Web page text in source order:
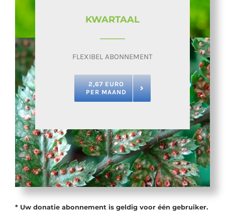
KWARTAAL
FLEXIBEL ABONNEMENT
2,67 EURO
PER MAAND
* Uw donatie abonnement is geldig voor één gebruiker.